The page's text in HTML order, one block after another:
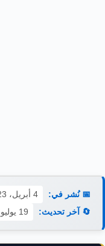
📅 نُشر في:
4 أبريل، 2023
🔄 آخر تحديث:
19 يوليو، 2026